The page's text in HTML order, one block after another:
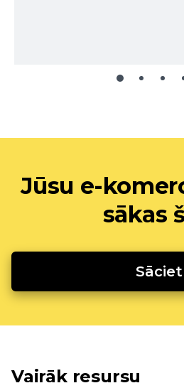
Jūsu e-
sākas
Sāciet
Vairāk resursu